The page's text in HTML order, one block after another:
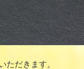
ただきます。